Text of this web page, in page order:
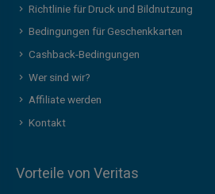
Richtlinie für Druck und Bildnutzung
Bedingungen für Geschenkkarten
Cashback-Bedingungen
Wer sind wir?
Affiliate werden
Kontakt
Vorteile von Veritas